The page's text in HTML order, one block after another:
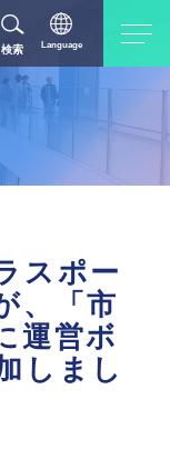
学生・教職員の方
卒業生の方
検索 Language
中文（简体字）
スポー
、「市
運営ボ
しまし